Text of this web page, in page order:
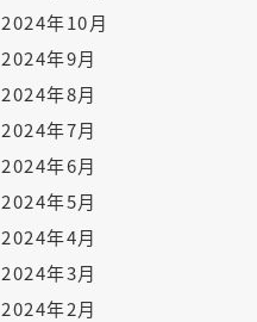
2024年10月
2024年9月
2024年8月
2024年7月
2024年6月
2024年5月
2024年4月
2024年3月
2024年2月